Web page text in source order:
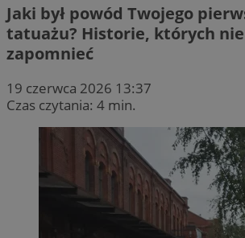
Jaki był powód Twojego
tatuażu? Historie, których
zapomnieć
19 czerwca 2026 13:37
Czas czytania: 4 min.